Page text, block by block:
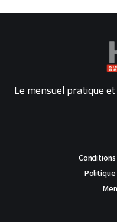
Le mensuel pratique